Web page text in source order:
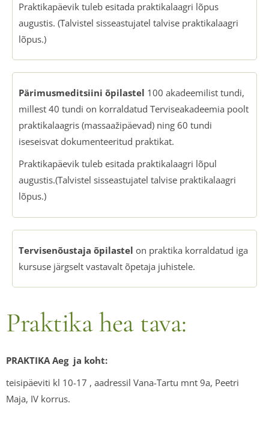
Praktikapäevik tuleb esitada praktikalaagri lõpus
augustis. (Talvistel sisseastujatel talvise praktikalaagri
lõpus.)
Pärimusmeditsiini õpilastel 100 akadeemilist tundi,
millest 40 tundi on korraldatud Terviseakadeemia poolt
praktikalaagris (massaažipäevad) ning 60 tundi
iseseisvat dokumenteeritud praktikat.
Praktikapäevik tuleb esitada praktikalaagri lõpul
augustis.(Talvistel sisseastujatel talvise praktikalaagri
lõpus.)
Tervisenõustaja õpilastel on praktika korraldatud iga
kursuse järgselt vastavalt õpetaja juhistele.
Praktika hea tava:
PRAKTIKA Aeg ja koht:
teisipäeviti kl 10-17 , aadressil Vana-Tartu mnt 9a, Peetri
Maja, IV korrus.